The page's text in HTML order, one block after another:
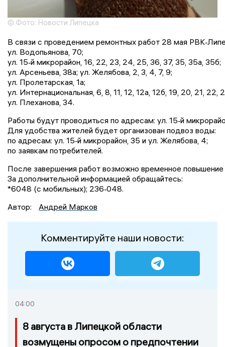
© Фото: Новости Липецка
В связи с проведением ремонтных работ 28 мая
ул. Водопьянова, 70;
ул. 15‑й микрорайон, 16, 22, 23, 24, 25, 36, 37, 35, 35а, 35б;
ул. Арсеньева, 38а; ул. Желябова, 2, 3, 4, 7, 9;
ул. Пролетарская, 1а;
ул. Интернациональная, 6, 8, 11, 12, 12а, 12б, 19, 20, 21, 22,
ул. Плеханова, 34.
Работы будут проводиться по адресам: ул. 15‑й
Для удобства жителей будет организован подвоз воды:
по адресам: ул. 15‑й микрорайон, 35 и ул. Желябова, 4;
по заявкам потребителей.
После завершения работ возможно временное
За дополнительной информацией обращайтесь:
*6048 (с мобильных); 236‑048.
Автор:
Андрей Марков
Комментируйте наши новости:
04:00
8 августа в Липецкой области
возмущены опросом о предпочтении